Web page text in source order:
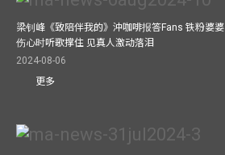
梁钊峰《致陪伴我的》沖咖啡报答Fans 铁粉婆婆
伤心时听歌撑住 见真人激动落泪
2024-08-06
更多